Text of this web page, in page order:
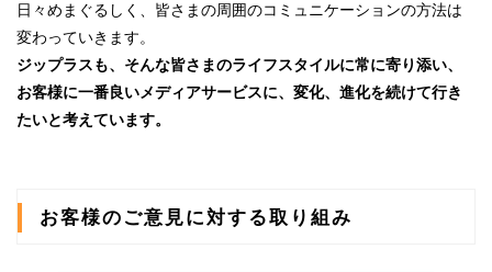
日々めまぐるしく、皆さまの周囲のコミュニケーションの方法は
変わっていきます。
ジップラスも、そんな皆さまのライフスタイルに常に寄り添い、
お客様に一番良いメディアサービスに、変化、進化を続けて行き
たいと考えています。
お客様のご意見に対する取り組み